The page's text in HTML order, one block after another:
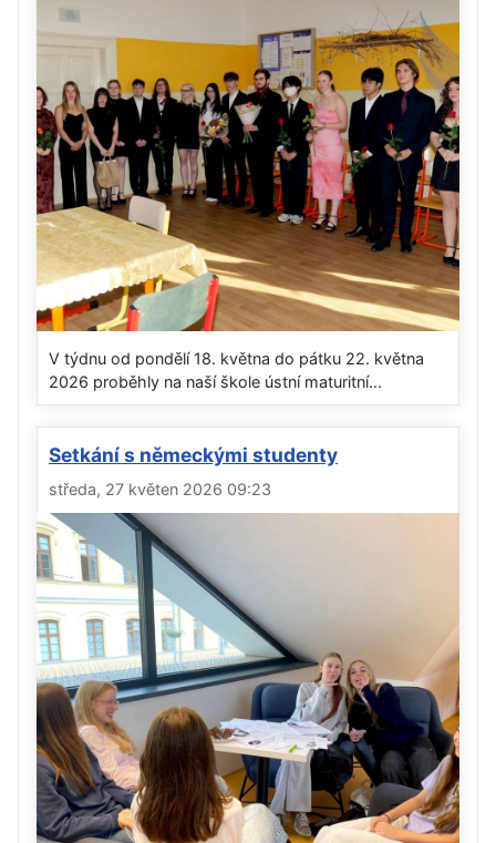
V týdnu od pondělí 18. května do pátku 22. května
2026 proběhly na naší škole ústní maturitní...
Setkání s německými studenty
středa, 27 květen 2026 09:23